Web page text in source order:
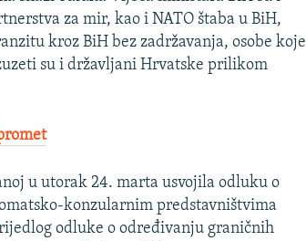
za mir, kao i NATO štaba u BiH,
kroz BiH bez zadržavanja, osobe koje
su i državljani Hrvatske prilikom
u utorak 24. marta usvojila odluku o
konzularnim predstavništvima
odluke o određivanju graničnih